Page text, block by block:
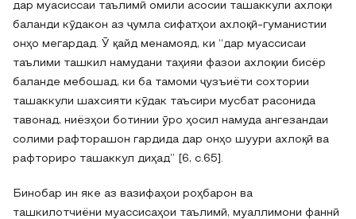
дар муасиссаи таълимӣ омили асосии ташаккули ахлоқи
баланди кӯдакон аз ҷумла сифатҳои ахлоқӣ-гуманистии
онҳо мегардад. Ӯ қайд менамояд, ки “дар муассисаи
таълими ташкил намудани таҳияи фазои ахлоқии бисёр
баланде мебошад, ки ба тамоми ҷузъиёти сохтории
ташаккули шахсияти кӯдак таъсири мусбат расонида
тавонад, ниёзҳои ботинии ӯро ҳосил намуда ангезандаи
солими рафторашон гардида дар онҳо шуури ахлоқӣ ва
рафториро ташаккул диҳад” [6, с.65].
Бинобар ин яке аз вазифаҳои роҳбарон ва
ташкилотчиёни муассисаҳои таълимӣ, муаллимони фаннӣ